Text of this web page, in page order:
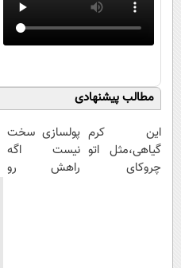
مطالب پیشنهادی
این کرم
گیاهی،مثل اتو
چروکای
پولسازی سخت
نیست اگه
راهش رو